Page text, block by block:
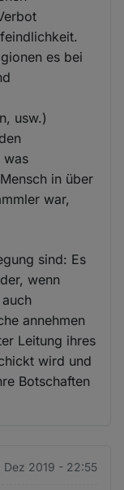
es bei
usw.)
was
in über
war,
sind: Es
wenn
annehmen
Leitung ihres
wird und
Botschaften
Dez 2019 - 22:55